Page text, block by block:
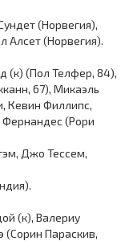
(Норвегия),
Алсет (Норвегия).
(к) (Пол Телфер, 84),
67), Микаэль
Кевин Филлипс,
(Рори
Джо Тессем,
(к), Валериу
(Сорин Параскив,